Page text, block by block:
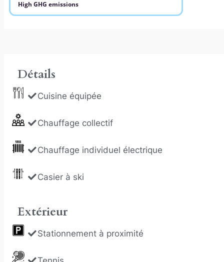
High GHG emissions
Détails
Cuisine équipée
Chauffage collectif
Chauffage individuel électrique
Casier à ski
Extérieur
Stationnement à proximité